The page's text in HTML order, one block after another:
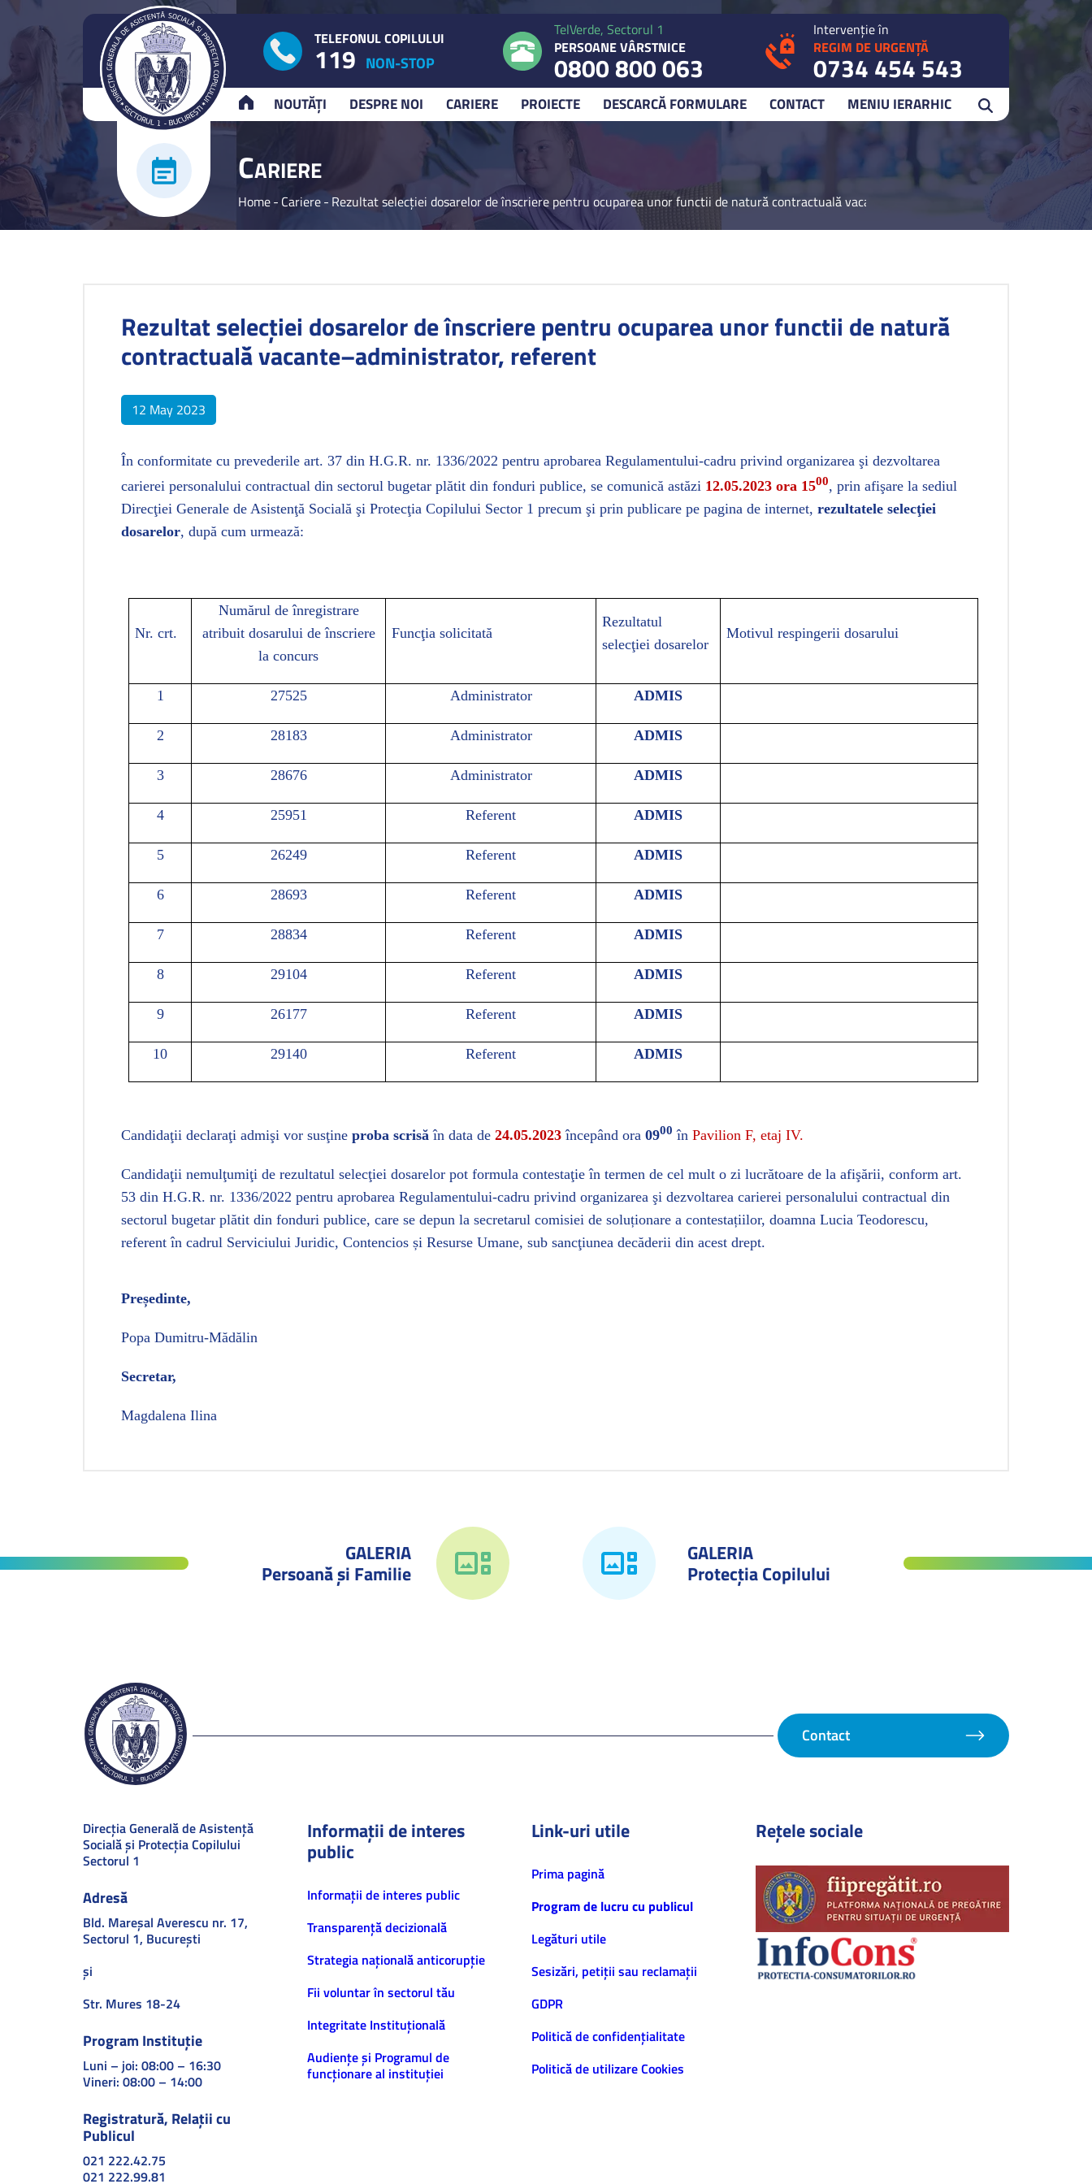
ACASĂNOUTĂȚI DESPRE NOI CARIERE PROIECTE DESCARCĂ FORMULARE CONTACT MENIU IERARHIC
TELEFONUL COPILULUI
119 NON-STOP
TelVerde, Sectorul 1
PERSOANE VÂRSTNICE
0800 800 063
Intervenție în
REGIM DE URGENȚĂ
0734 454 543
CARIERE
Home- Cariere- Rezultat selecției dosarelor de înscriere pentru ocuparea unor functii de natură contractuală vacante–administrator, referent
Rezultat selecției dosarelor de înscriere pentru ocuparea unor functii de natură
contractuală vacante–administrator, referent
12 May 2023
În conformitate cu prevederile art. 37 din H.G.R. nr. 1336/2022 pentru aprobarea Regulamentului-cadru privind organizarea şi dezvoltarea
carierei personalului contractual din sectorul bugetar plătit din fonduri publice, se comunică astăzi 12.05.2023 ora 1500, prin afişare la sediul
Direcţiei Generale de Asistenţă Socială şi Protecţia Copilului Sector 1 precum şi prin publicare pe pagina de internet, rezultatele selecţiei
dosarelor, după cum urmează:
Nr. crt.
Numărul de înregistrare
atribuit dosarului de înscriere
la concurs
Funcţia solicitată
Rezultatul
selecţiei dosarelor
Motivul respingerii dosarului
1 27525 Administrator ADMIS
2 28183 Administrator ADMIS
3 28676 Administrator ADMIS
4 25951 Referent ADMIS
5 26249 Referent ADMIS
6 28693 Referent ADMIS
7 28834 Referent ADMIS
8 29104 Referent ADMIS
9 26177 Referent ADMIS
10 29140 Referent ADMIS
Candidaţii declaraţi admişi vor susţine proba scrisă în data de 24.05.2023 începând ora 0900 în Pavilion F, etaj IV.
Candidaţii nemulţumiţi de rezultatul selecţiei dosarelor pot formula contestaţie în termen de cel mult o zi lucrătoare de la afişării, conform art.
53 din H.G.R. nr. 1336/2022 pentru aprobarea Regulamentului-cadru privind organizarea şi dezvoltarea carierei personalului contractual din
sectorul bugetar plătit din fonduri publice, care se depun la secretarul comisiei de soluționare a contestațiilor, doamna Lucia Teodorescu,
referent în cadrul Serviciului Juridic, Contencios și Resurse Umane, sub sancţiunea decăderii din acest drept.
Președinte,
Popa Dumitru-Mădălin
Secretar,
Magdalena Ilina
GALERIA
Persoană și Familie
GALERIA
Protecţia Copilului
Contact
Direcţia Generală de Asistenţă
Socială şi Protecţia Copilului
Sectorul 1
Adresă
Bld. Mareşal Averescu nr. 17,
Sectorul 1, Bucureşti
și
Str. Mures 18-24
Program Instituție
Luni – joi: 08:00 – 16:30
Vineri: 08:00 – 14:00
Registratură, Relații cu
Publicul
021 222.42.75
021 222.99.81
Informații de interes
public
Informaţii de interes public
Transparență decizională
Strategia națională anticorupție
Fii voluntar în sectorul tău
Integritate Instituțională
Audiențe și Programul de
funcționare al instituției
Link-uri utile
Prima pagină
Program de lucru cu publicul
Legături utile
Sesizări, petiţii sau reclamații
GDPR
Politică de confidenţialitate
Politică de utilizare Cookies
Rețele sociale